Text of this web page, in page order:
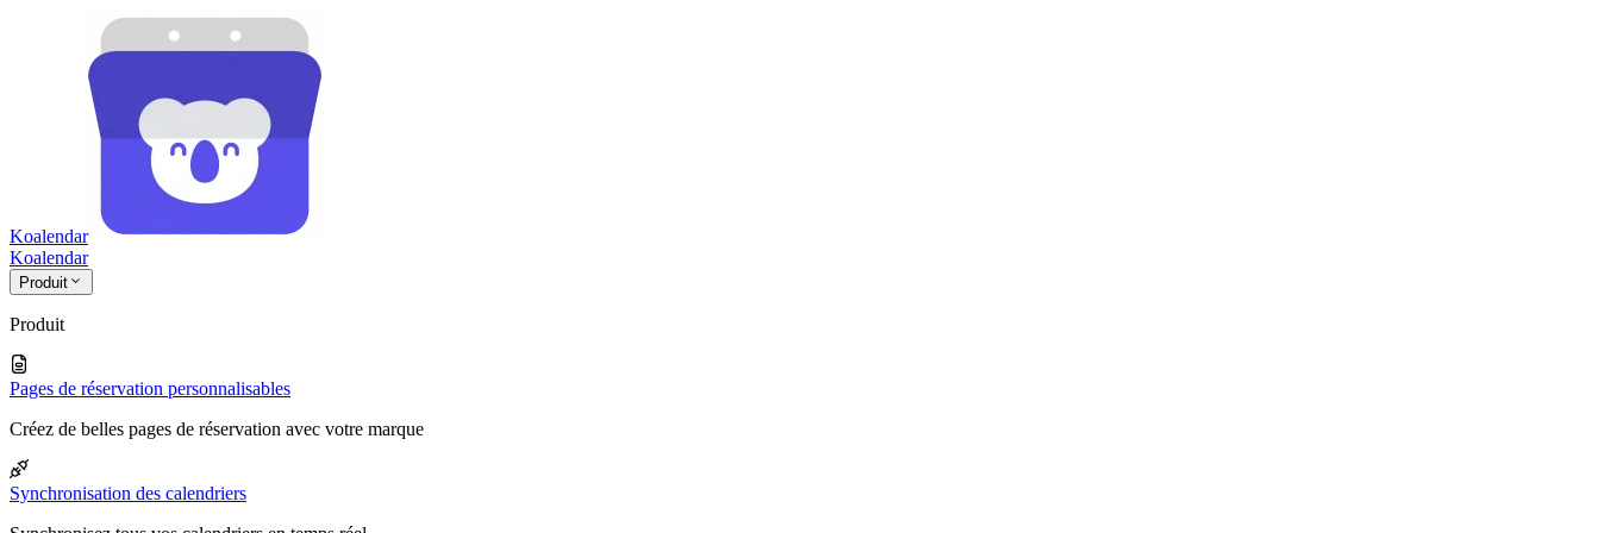
Koalendar
Koalendar
Produit
Produit
Pages de réservation personnalisables
Créez de belles pages de réservation avec votre marque
Synchronisation des calendriers